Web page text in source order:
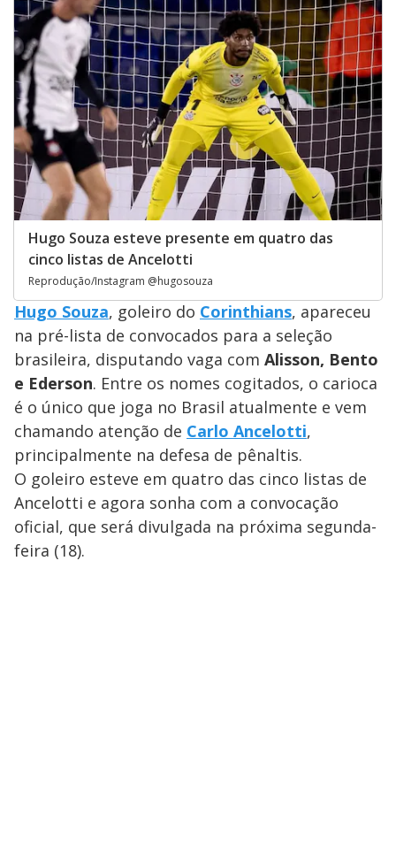
Hugo Souza esteve presente em quatro das
cinco listas de Ancelotti
Reprodução/Instagram @hugosouza
Hugo Souza, goleiro do Corinthians, apareceu
na pré-lista de convocados para a seleção
brasileira, disputando vaga com Alisson, Bento
e Ederson. Entre os nomes cogitados, o carioca
é o único que joga no Brasil atualmente e vem
chamando atenção de Carlo Ancelotti,
principalmente na defesa de pênaltis.
O goleiro esteve em quatro das cinco listas de
Ancelotti e agora sonha com a convocação
oficial, que será divulgada na próxima segunda-
feira (18).